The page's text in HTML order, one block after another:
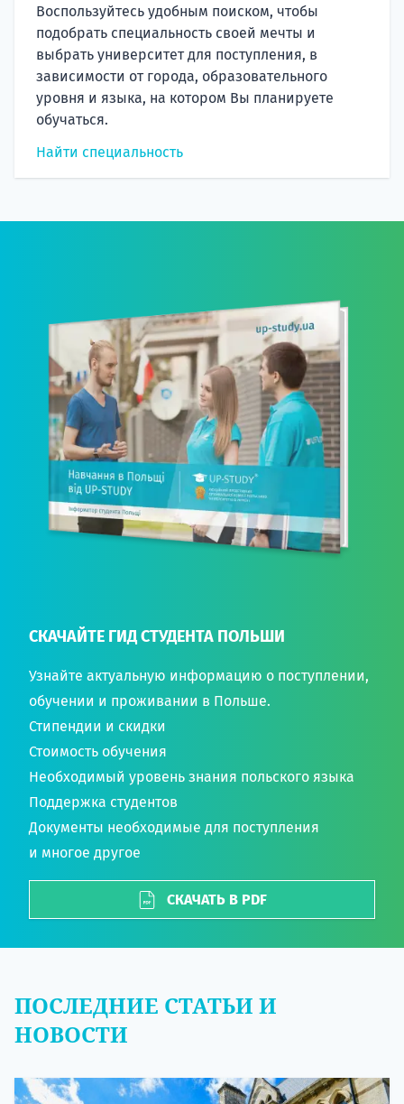
Воспользуйтесь удобным поиском, чтобы
подобрать специальность своей мечты и
выбрать университет для поступления, в
зависимости от города, образовательного
уровня и языка, на котором Вы планируете
обучаться.
Найти специальность
СКАЧАЙТЕ ГИД СТУДЕНТА ПОЛЬШИ
Узнайте актуальную информацию о поступлении,
обучении и проживании в Польше.
Стипендии и скидки
Стоимость обучения
Необходимый уровень знания польского языка
Поддержка студентов
Документы необходимые для поступления
и многое другое
СКАЧАТЬ В PDF
ПОСЛЕДНИЕ СТАТЬИ И
НОВОСТИ